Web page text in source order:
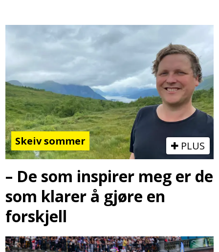
Skeiv sommer PLUS
– De som inspirer meg er de
som klarer å gjøre en
forskjell